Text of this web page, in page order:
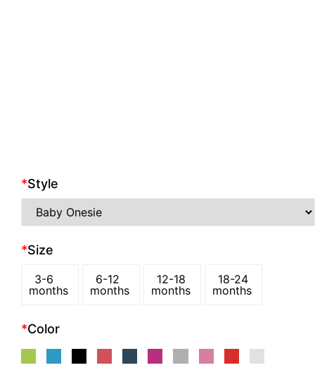
*Style
*Size
3-6
months
6-12
months
12-18
months
18-24
months
*Color